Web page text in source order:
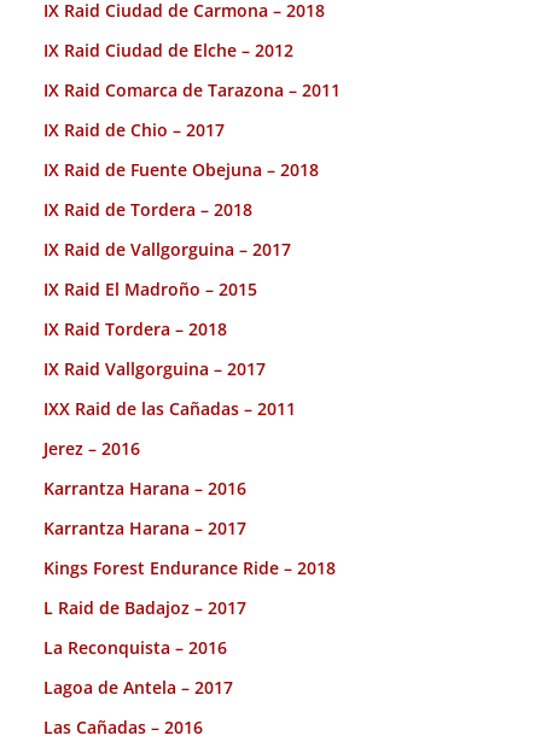
IX Raid Ciudad de Carmona – 2018
IX Raid Ciudad de Elche – 2012
IX Raid Comarca de Tarazona – 2011
IX Raid de Chio – 2017
IX Raid de Fuente Obejuna – 2018
IX Raid de Tordera – 2018
IX Raid de Vallgorguina – 2017
IX Raid El Madroño – 2015
IX Raid Tordera – 2018
IX Raid Vallgorguina – 2017
IXX Raid de las Cañadas – 2011
Jerez – 2016
Karrantza Harana – 2016
Karrantza Harana – 2017
Kings Forest Endurance Ride – 2018
L Raid de Badajoz – 2017
La Reconquista – 2016
Lagoa de Antela – 2017
Las Cañadas – 2016